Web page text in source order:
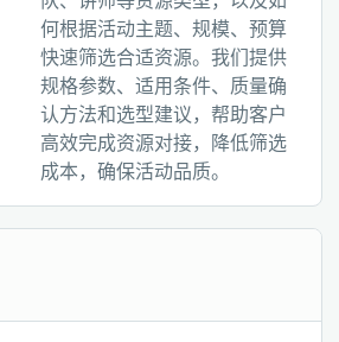
何根据活动主题、规模、预算
快速筛选合适资源。我们提供
规格参数、适用条件、质量确
认方法和选型建议，帮助客户
高效完成资源对接，降低筛选
成本，确保活动品质。